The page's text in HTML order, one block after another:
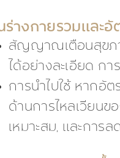
ร่างกายรวมและ
สัญญาณเตือนสุขภา
ได้อย่างละเอียด ก
การนำไปใช้ หากอั
ด้านการไหลเวียนข
เหมาะสม, และการ